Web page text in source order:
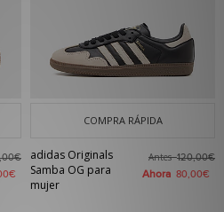
COMPRA RÁPIDA
adidas Originals
Samba OG para
mujer
Antes120,00€
Ahora 80,00€